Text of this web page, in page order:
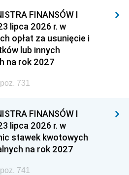
FINANSÓW I
lipca 2026 r. w
opłat za usunięcie i
lub innych
na rok 2027
731
FINANSÓW I
lipca 2026 r. w
stawek kwotowych
na rok 2027
741